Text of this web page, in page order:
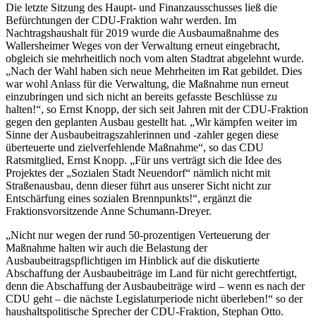
Die letzte Sitzung des Haupt- und Finanzausschusses ließ die
Befürchtungen der CDU-Fraktion wahr werden. Im
Nachtragshaushalt für 2019 wurde die Ausbaumaßnahme des
Wallersheimer Weges von der Verwaltung erneut eingebracht,
obgleich sie mehrheitlich noch vom alten Stadtrat abgelehnt wurde.
„Nach der Wahl haben sich neue Mehrheiten im Rat gebildet. Dies
war wohl Anlass für die Verwaltung, die Maßnahme nun erneut
einzubringen und sich nicht an bereits gefasste Beschlüsse zu
halten!“, so Ernst Knopp, der sich seit Jahren mit der CDU-Fraktion
gegen den geplanten Ausbau gestellt hat. „Wir kämpfen weiter im
Sinne der Ausbaubeitragszahlerinnen und -zahler gegen diese
überteuerte und zielverfehlende Maßnahme“, so das CDU
Ratsmitglied, Ernst Knopp. „Für uns verträgt sich die Idee des
Projektes der „Sozialen Stadt Neuendorf“ nämlich nicht mit
Straßenausbau, denn dieser führt aus unserer Sicht nicht zur
Entschärfung eines sozialen Brennpunkts!“, ergänzt die
Fraktionsvorsitzende Anne Schumann-Dreyer.
„Nicht nur wegen der rund 50-prozentigen Verteuerung der
Maßnahme halten wir auch die Belastung der
Ausbaubeitragspflichtigen im Hinblick auf die diskutierte
Abschaffung der Ausbaubeiträge im Land für nicht gerechtfertigt,
denn die Abschaffung der Ausbaubeiträge wird – wenn es nach der
CDU geht – die nächste Legislaturperiode nicht überleben!“ so der
haushaltspolitische Sprecher der CDU-Fraktion, Stephan Otto.